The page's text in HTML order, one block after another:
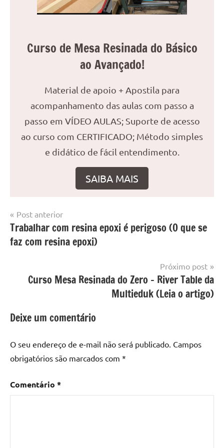
Curso de Mesa Resinada do Básico
ao Avançado!
Material de apoio + Apostila para
acompanhamento das aulas com passo a
passo em VÍDEO AULAS; Suporte de acesso
ao curso com CERTIFICADO; Método simples
e didático de fácil entendimento.
SAIBA MAIS
Marcado
com
Arte
Combo
Resina
Combo
em
Resina
Por
JA
Curso
Mesa
Resinada
resinada
Navegação
de
Post
Post anterior
Trabalhar com resina epoxi é perigoso (O que se
faz com resina epoxi)
Próximo post
Curso Mesa Resinada do Zero – River Table da
Multieduk (Leia o artigo)
Deixe um comentário
O seu endereço de e-mail não será publicado. Campos
obrigatórios são marcados com *
Comentário *